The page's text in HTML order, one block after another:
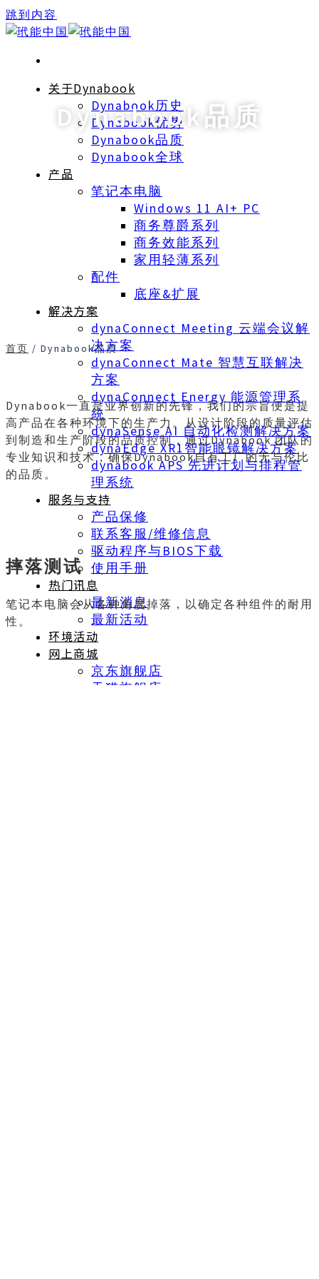
跳到内容
关于Dynabook
Dynabook历史
Dynabook优势
Dynabook品质
Dynabook全球
产品
笔记本电脑
Windows 11 AI+ PC
商务尊爵系列
商务效能系列
家用轻薄系列
配件
底座&扩展
解决方案
dynaConnect Meeting 云端会议解
决方案
dynaConnect Mate 智慧互联解决
方案
dynaConnect Energy 能源管理系
統
dynaSense AI 自动化检测解决方案
dynaEdge XR1智能眼镜解决方案
dynabook APS 先进计划与排程管
理系统
服务与支持
产品保修
联系客服/维修信息
驱动程序与BIOS下载
使用手册
热门讯息
最新消息
最新活动
环境活动
网上商城
京东旗舰店
天猫旗舰店
Dynabook品质
首页 / Dynabook品质
Dynabook一直是业界创新的先锋，我们的宗旨便是提
高产品在各种环境下的生产力。从设计阶段的质量评估
到制造和生产阶段的品质控制，通过Dynabook 团队的
专业知识和技术，确保Dynabook自有工厂的无与伦比
的品质。
摔落测试
笔记本电脑会从各种角度掉落，以确定各种组件的耐用
性。